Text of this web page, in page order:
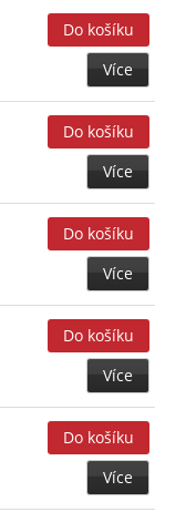
Více
Více
Více
Více
Více